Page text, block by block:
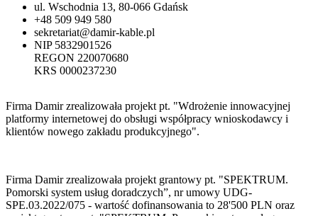
ul. Wschodnia 13, 80-066 Gdańsk
+48 509 949 580
sekretariat@damir-kable.pl
NIP 5832901526
REGON 220070680
KRS 0000237230
Firma Damir zrealizowała projekt pt. "Wdrożenie innowacyjnej
platformy internetowej do obsługi współpracy wnioskodawcy i
klientów nowego zakładu produkcyjnego".
Firma Damir zrealizowała projekt grantowy pt. "SPEKTRUM.
Pomorski system usług doradczych”, nr umowy UDG-
SPE.03.2022/075 - wartość dofinansowania to 28'500 PLN oraz